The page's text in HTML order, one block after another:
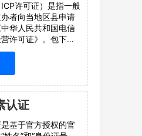
许可证）是指一般
者向当地区县申请
华人民共和国电信
许可证》。包下证
（也叫互联网信息服
，是增值电信业务
项。ICP经营许
认证
基于官方授权的官